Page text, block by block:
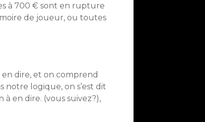
à 700 € sont en rupture
de joueur, ou toutes
en dire, et on comprend
logique, on s’est dit
en dire. (vous suivez?),